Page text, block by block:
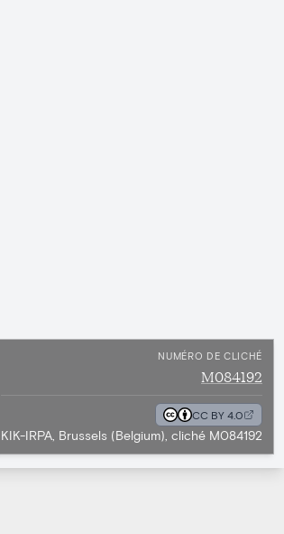
NUMÉRO DE CLICHÉ
M084192
CC BY 4.0
KIK-IRPA, Brussels (Belgium), cliché M084192